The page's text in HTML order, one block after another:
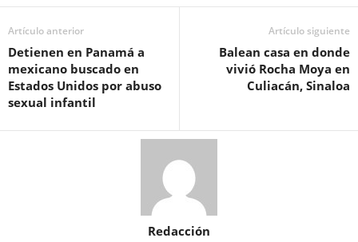
Artículo anterior
Detienen en Panamá a
mexicano buscado en
Estados Unidos por abuso
sexual infantil
Artículo siguiente
Balean casa en donde
vivió Rocha Moya en
Culiacán, Sinaloa
Redacción